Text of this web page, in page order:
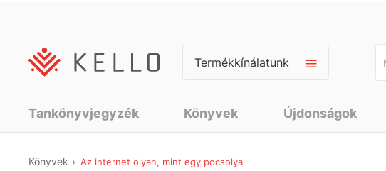
Termékkínálatunk
Tankönyvjegyzék Könyvek Újdonságok
Könyvek Az internet olyan, mint egy pocsolya